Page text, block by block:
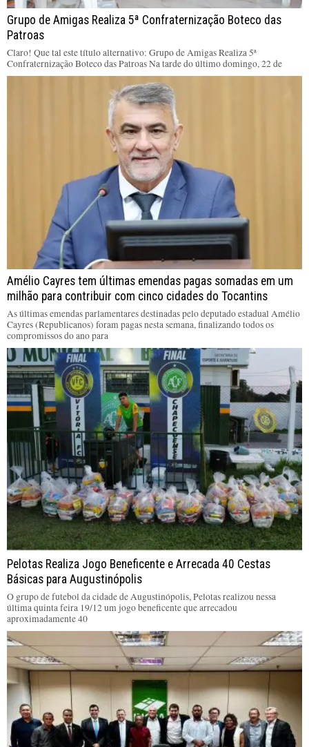
Grupo de Amigas Realiza 5ª Confraternização Boteco das
Patroas
Claro! Que tal este título alternativo: Grupo de Amigas Realiza 5ª
Confraternização Boteco das Patroas Na tarde do último domingo, 22 de
Amélio Cayres tem últimas emendas pagas somadas em um
milhão para contribuir com cinco cidades do Tocantins
As últimas emendas parlamentares destinadas pelo deputado estadual Amélio
Cayres (Republicanos) foram pagas nesta semana, finalizando todos os
compromissos do ano para
Pelotas Realiza Jogo Beneficente e Arrecada 40 Cestas
Básicas para Augustinópolis
O grupo de futebol da cidade de Augustinópolis, Pelotas realizou nessa
última quinta feira 19/12 um jogo beneficente que arrecadou
aproximadamente 40